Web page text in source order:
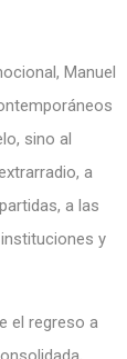
Manuel
sino al
a
a las
y
el regreso a